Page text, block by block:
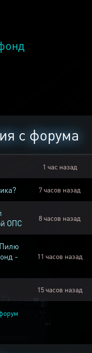
с форума
1 час назад
7 часов назад
ОПС
8 часов назад
Пилю
-
11 часов назад
15 часов назад